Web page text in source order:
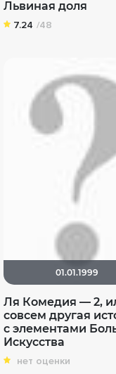
Львиная доля
7.24 /48
01.01.1999
Ля Комедия — 2,
совсем другая
с элементами
Искусства
нет оценки